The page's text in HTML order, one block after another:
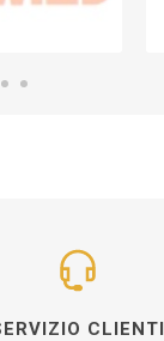
CLIENTI